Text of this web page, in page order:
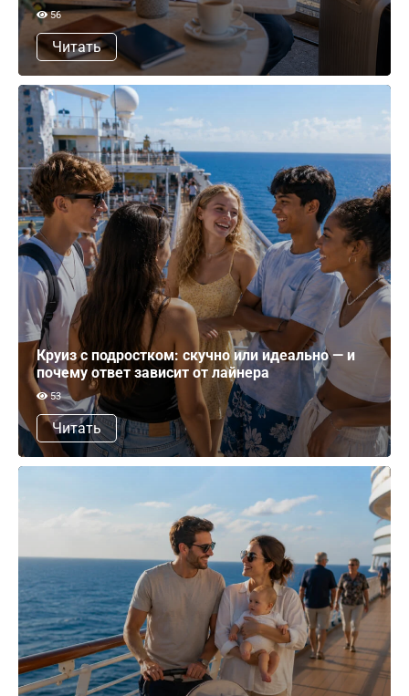
56
Читать
Круиз с подростком: скучно или идеально — и
почему ответ зависит от лайнера
53
Читать